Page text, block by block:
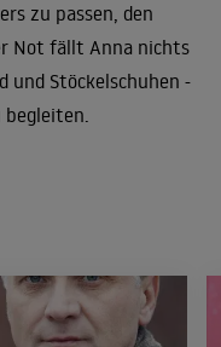
zu passen, den
Not fällt Anna nichts
und Stöckelschuhen -
begleiten.